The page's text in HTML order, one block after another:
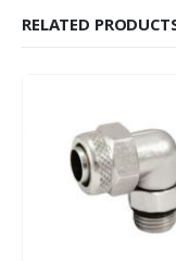
RELATED